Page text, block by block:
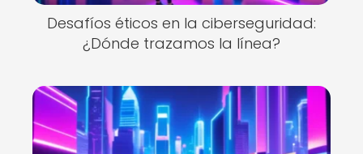
Desafíos éticos en la ciberseguridad:
¿Dónde trazamos la línea?